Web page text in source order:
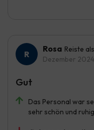
Rosa Reiste
Dezember 2024
Das Personal war
sehr schön und
Gut